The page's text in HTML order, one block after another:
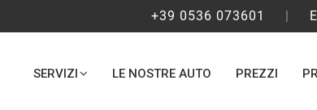
+39 0536 073601 |
SERVIZI LE NOSTRE AUTO PREZZI